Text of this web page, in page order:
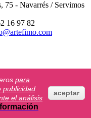
75 - Navarrés / Servimos
16 97 82
para
publicidad
el análisis
aceptar